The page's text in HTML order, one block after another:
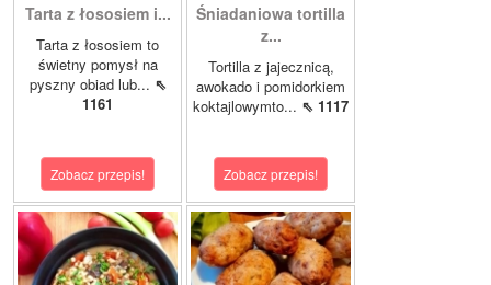
Tarta z łososiem i...
Tarta z łososiem to
świetny pomysł na
pyszny obiad lub... ⇖
1161
Zobacz przepis!
Śniadaniowa tortilla
z...
Tortilla z jajecznicą,
awokado i pomidorkiem
koktajlowymto... ⇖ 1117
Zobacz przepis!